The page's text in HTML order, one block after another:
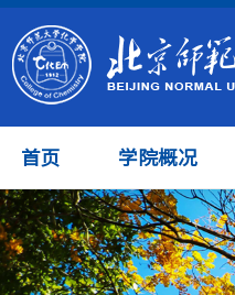
首页 学院概况